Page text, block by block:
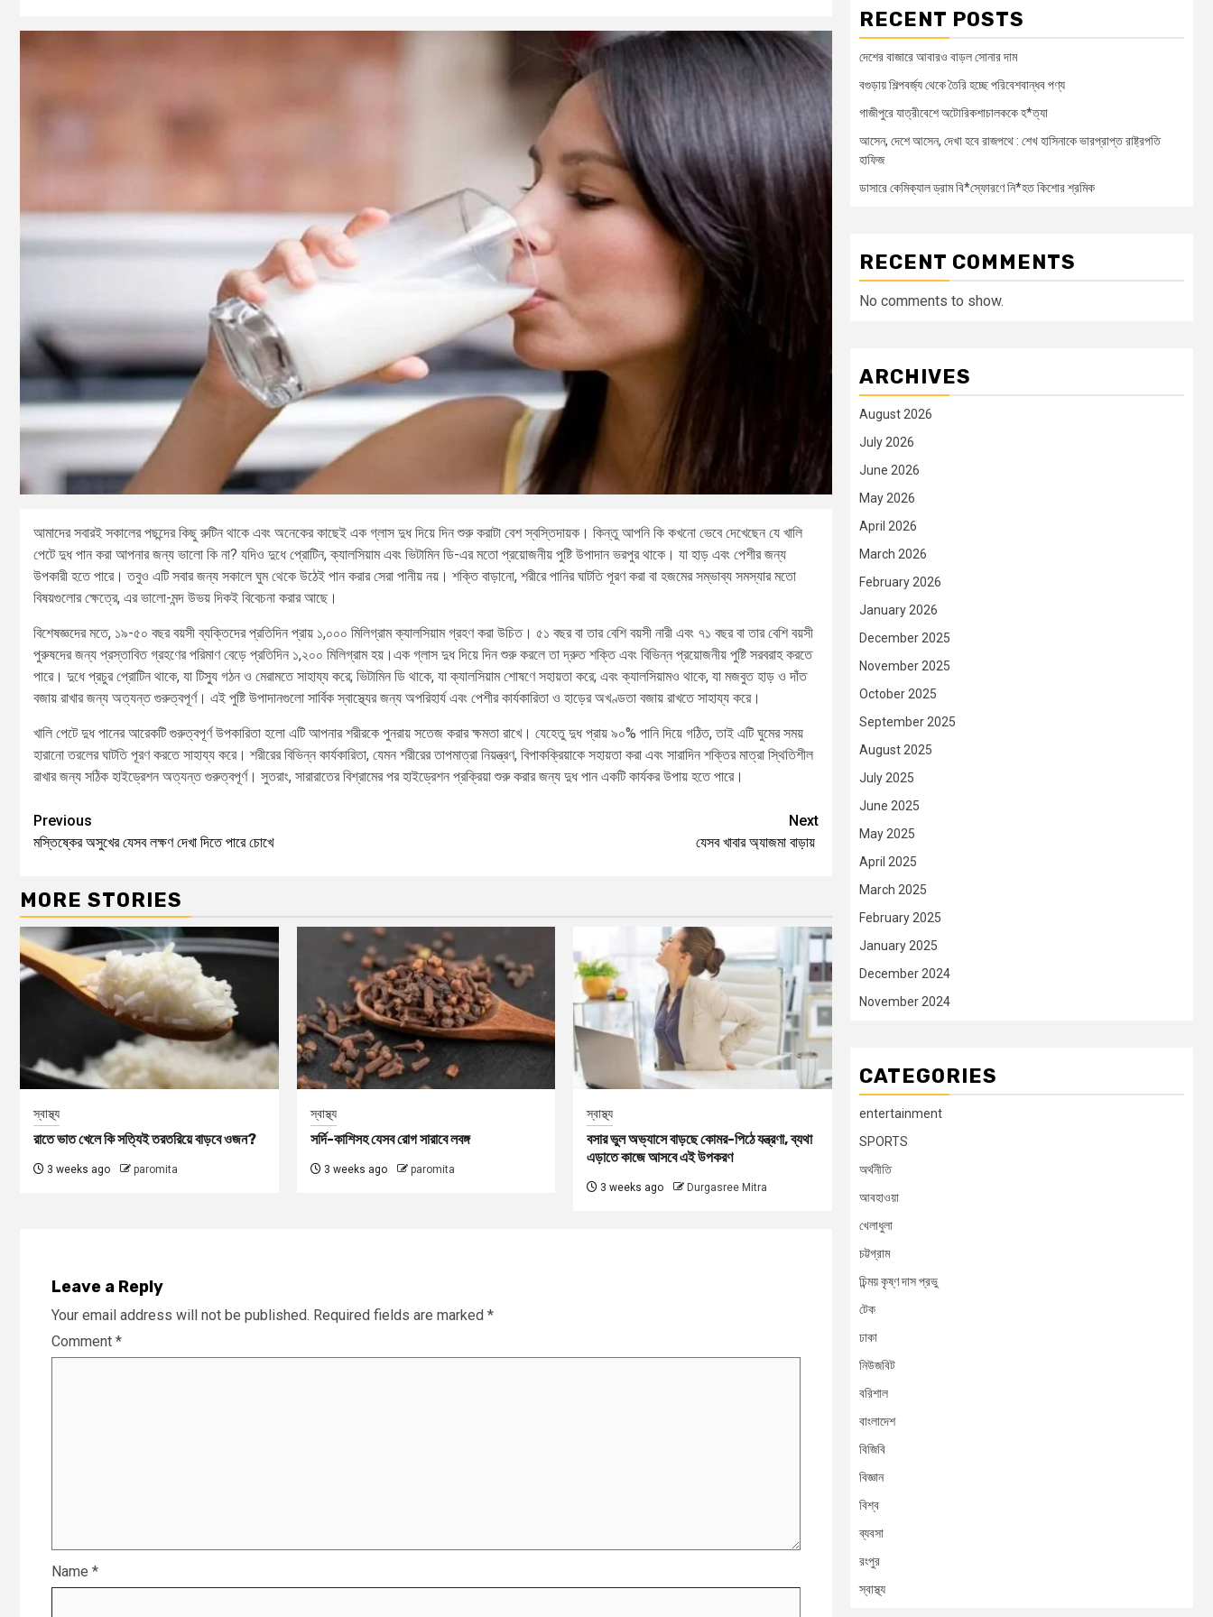
আমাদের সবারই সকালের পছন্দের কিছু রুটিন থাকে এবং অনেকের কাছেই এক গ্লাস দুধ দিয়ে দিন শুরু করাটা বেশ স্বস্তিদায়ক। কিন্তু আপনি কি কখনো ভেবে দেখেছেন যে খালি
পেটে দুধ পান করা আপনার জন্য ভালো কি না? যদিও দুধে প্রোটিন, ক্যালসিয়াম এবং ভিটামিন ডি-এর মতো প্রয়োজনীয় পুষ্টি উপাদান ভরপুর থাকে। যা হাড় এবং পেশীর জন্য
উপকারী হতে পারে। তবুও এটি সবার জন্য সকালে ঘুম থেকে উঠেই পান করার সেরা পানীয় নয়। শক্তি বাড়ানো, শরীরে পানির ঘাটতি পূরণ করা বা হজমের সম্ভাব্য সমস্যার মতো
বিষয়গুলোর ক্ষেত্রে, এর ভালো-মন্দ উভয় দিকই বিবেচনা করার আছে।
বিশেষজ্ঞদের মতে, ১৯-৫০ বছর বয়সী ব্যক্তিদের প্রতিদিন প্রায় ১,০০০ মিলিগ্রাম ক্যালসিয়াম গ্রহণ করা উচিত। ৫১ বছর বা তার বেশি বয়সী নারী এবং ৭১ বছর বা তার বেশি বয়সী
পুরুষদের জন্য প্রস্তাবিত গ্রহণের পরিমাণ বেড়ে প্রতিদিন ১,২০০ মিলিগ্রাম হয়।এক গ্লাস দুধ দিয়ে দিন শুরু করলে তা দ্রুত শক্তি এবং বিভিন্ন প্রয়োজনীয় পুষ্টি সরবরাহ করতে
পারে। দুধে প্রচুর প্রোটিন থাকে, যা টিস্যু গঠন ও মেরামতে সাহায্য করে; ভিটামিন ডি থাকে, যা ক্যালসিয়াম শোষণে সহায়তা করে; এবং ক্যালসিয়ামও থাকে, যা মজবুত হাড় ও দাঁত
বজায় রাখার জন্য অত্যন্ত গুরুত্বপূর্ণ। এই পুষ্টি উপাদানগুলো সার্বিক স্বাস্থ্যের জন্য অপরিহার্য এবং পেশীর কার্যকারিতা ও হাড়ের অখণ্ডতা বজায় রাখতে সাহায্য করে।
খালি পেটে দুধ পানের আরেকটি গুরুত্বপূর্ণ উপকারিতা হলো এটি আপনার শরীরকে পুনরায় সতেজ করার ক্ষমতা রাখে। যেহেতু দুধ প্রায় ৯০% পানি দিয়ে গঠিত, তাই এটি ঘুমের সময়
হারানো তরলের ঘাটতি পূরণ করতে সাহায্য করে। শরীরের বিভিন্ন কার্যকারিতা, যেমন শরীরের তাপমাত্রা নিয়ন্ত্রণ, বিপাকক্রিয়াকে সহায়তা করা এবং সারাদিন শক্তির মাত্রা স্থিতিশীল
রাখার জন্য সঠিক হাইড্রেশন অত্যন্ত গুরুত্বপূর্ণ। সুতরাং, সারারাতের বিশ্রামের পর হাইড্রেশন প্রক্রিয়া শুরু করার জন্য দুধ পান একটি কার্যকর উপায় হতে পারে।
Previous
মস্তিষ্কের অসুখের যেসব লক্ষণ দেখা দিতে পারে চোখে
Next
যেসব খাবার অ্যাজমা বাড়ায়
MORE STORIES
স্বাস্থ্য
রাতে ভাত খেলে কি সত্যিই তরতরিয়ে বাড়বে ওজন?
3 weeks ago paromita
স্বাস্থ্য
সর্দি-কাশিসহ যেসব রোগ সারাবে লবঙ্গ
3 weeks ago paromita
স্বাস্থ্য
বসার ভুল অভ্যাসে বাড়ছে কোমর-পিঠে যন্ত্রণা, ব্যথা
এড়াতে কাজে আসবে এই উপকরণ
3 weeks ago Durgasree Mitra
Leave a Reply
Your email address will not be published. Required fields are marked *
Comment *
Name *
RECENT POSTS
দেশের বাজারে আবারও বাড়ল সোনার দাম
বগুড়ায় শিল্পবর্জ্য থেকে তৈরি হচ্ছে পরিবেশবান্ধব পণ্য
গাজীপুরে যাত্রীবেশে অটোরিকশাচালককে হ*ত্যা
আসেন, দেশে আসেন, দেখা হবে রাজপথে : শেখ হাসিনাকে ভারপ্রাপ্ত রাষ্ট্রপতি
হাফিজ
ডাসারে কেমিক্যাল ড্রাম বি*স্ফোরণে নি*হত কিশোর শ্রমিক
RECENT COMMENTS
No comments to show.
ARCHIVES
August 2026
July 2026
June 2026
May 2026
April 2026
March 2026
February 2026
January 2026
December 2025
November 2025
October 2025
September 2025
August 2025
July 2025
June 2025
May 2025
April 2025
March 2025
February 2025
January 2025
December 2024
November 2024
CATEGORIES
entertainment
SPORTS
অর্থনীতি
আবহাওয়া
খেলাধুলা
চট্টগ্রাম
চিন্ময় কৃষ্ণ দাস প্রভু
টেক
ঢাকা
নিউজবিট
বরিশাল
বাংলাদেশ
বিজিবি
বিজ্ঞান
বিশ্ব
ব্যবসা
রংপুর
স্বাস্থ্য